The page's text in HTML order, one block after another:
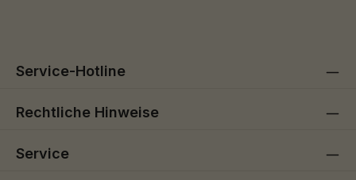
Service-Hotline
Rechtliche Hinweise
Service